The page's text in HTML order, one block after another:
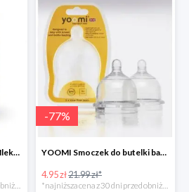
ENFAMIL PREMIUM AR 1 Mleko początkowe dla niemowląt -75%
*najniższa cena z 30 dni przed obniżką
-77%
YOOMI Smoczek do butelki bardzo wolny przepływ 0 m+ 2 szt. -77%
4.95 zł21.99 zł*
*najniższa cena z 30 dni przed obniżką